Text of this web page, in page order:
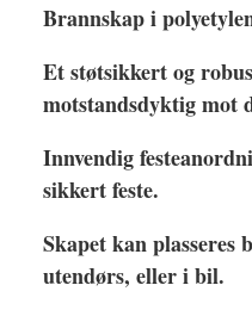
Brannskap i
Et støtsikkert og
motstandsdyktig mot
Innvendig
sikkert feste.
Skapet kan plasseres
utendørs, eller i bil.